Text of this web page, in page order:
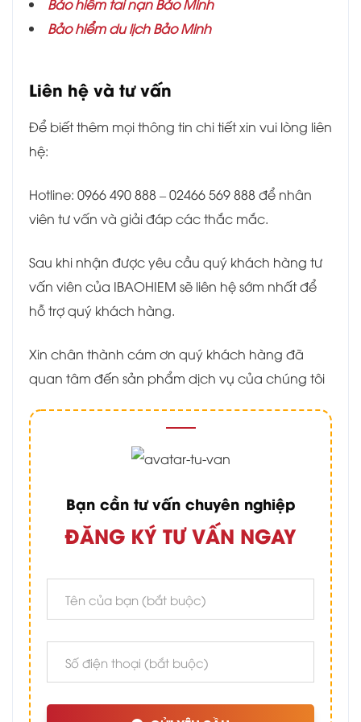
Bảo hiểm tai nạn Bảo Minh
Bảo hiểm du lịch Bảo Minh
Liên hệ và tư vấn
Để biết thêm mọi thông tin chi tiết xin vui lòng liên
hệ:
Hotline: 0966 490 888 – 02466 569 888 để nhân
viên tư vấn và giải đáp các thắc mắc.
Sau khi nhận được yêu cầu quý khách hàng tư
vấn viên của IBAOHIEM sẽ liên hệ sớm nhất để
hỗ trợ quý khách hàng.
Xin chân thành cám ơn quý khách hàng đã
quan tâm đến sản phẩm dịch vụ của chúng tôi
Bạn cần tư vấn chuyên nghiệp
ĐĂNG KÝ TƯ VẤN NGAY